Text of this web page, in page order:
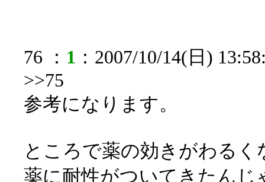
76 ： 1 ：2007/10/14(日)
>>75
参考になります。
ところで薬の効きがわる
薬に耐性がついてきたんじ